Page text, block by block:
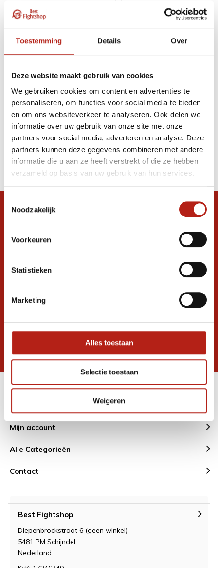
Toestemming Details Over
Deze website maakt gebruik van cookies
We gebruiken cookies om content en advertenties te
personaliseren, om functies voor social media te bieden
en om ons websiteverkeer te analyseren. Ook delen we
informatie over uw gebruik van onze site met onze
partners voor social media, adverteren en analyse. Deze
partners kunnen deze gegevens combineren met andere
informatie die u aan ze heeft verstrekt of die ze hebben
verzameld op basis van uw gebruik van hun services.
Noodzakelijk
Voorkeuren
Statistieken
Marketing
Alles toestaan
Selectie toestaan
Weigeren
Apply filters
Producten getagd met
sterk soort hout
Producten
Filter
Sorteren op
Snel antwoord op je vraag?
graag verder. 24/7
Ontvang de nieuwste aanbiedingen en
Inschrijven voor
* Lees hier de wettelijke beperkingen
Meer informatie
Mijn account
Alle Categorieën
Contact
Best Fightshop
Diepenbrockstraat 6 (geen winkel)
5481 PM Schijndel
Nederland